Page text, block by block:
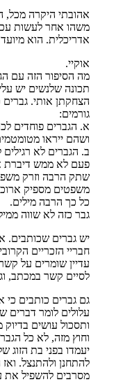
אהובתי היקרה מכל,
משהו אחר לעשות
אדריכלית. הוא
אוקיי.
מה הסיפור הזה עם
תכונה שלנשים יש
הצחקתן אותי. גברים
גורמים:
א. הגברים פוחדים
ושהם ייראו
ב. הגברים לא
פעם לא ממש דיברת
שתק הרבה וזרק
משפטים מספיק
כל כך הרבה מילים.
גבר כזה לא שווה
יש גברים שכותבים.
חבריי הזכריים
עדיין שומרים על
לסיים קשר במכתב,
גם גברים כותבים
עלולים לומר
ותסכול עושים
וחוץ מזה, לא כל
יעמדו בפני בת הזוג
להתחנן ולהתנצל.
מסרבים להשפיל את